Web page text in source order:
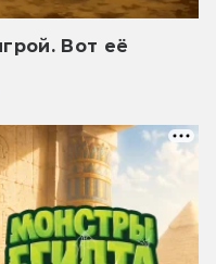
Вот её